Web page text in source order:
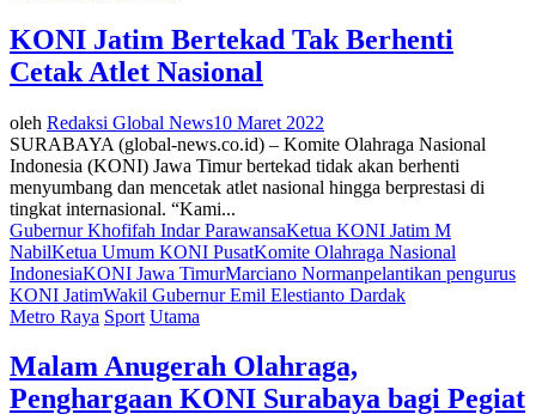
KONI Jatim Bertekad Tak Berhenti
Cetak Atlet Nasional
oleh Redaksi Global News10 Maret 2022
SURABAYA (global-news.co.id) – Komite Olahraga Nasional
Indonesia (KONI) Jawa Timur bertekad tidak akan berhenti
menyumbang dan mencetak atlet nasional hingga berprestasi di
tingkat internasional. “Kami...
Gubernur Khofifah Indar ParawansaKetua KONI Jatim M
NabilKetua Umum KONI PusatKomite Olahraga Nasional
IndonesiaKONI Jawa TimurMarciano Normanpelantikan pengurus
KONI JatimWakil Gubernur Emil Elestianto Dardak
Metro Raya Sport Utama
Malam Anugerah Olahraga,
Penghargaan KONI Surabaya bagi Pegiat